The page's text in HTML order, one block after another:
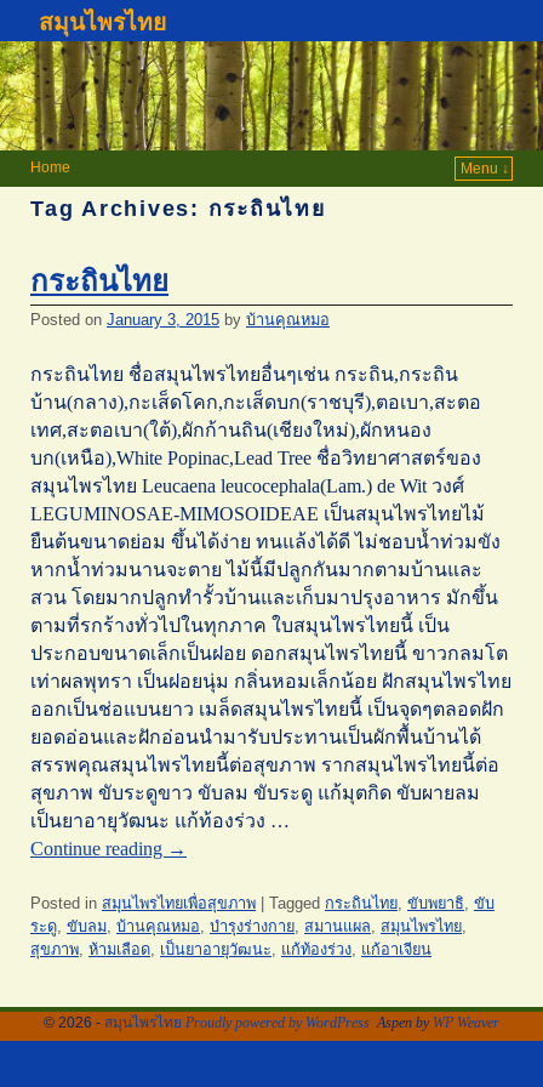
สมุนไพรไทย
Home Menu ↓
Tag Archives: กระถินไทย
กระถินไทย
Posted on January 3, 2015 by บ้านคุณหมอ
กระถินไทย ชื่อสมุนไพรไทยอื่นๆเช่น กระถิน,กระถิน
บ้าน(กลาง),กะเส็ดโคก,กะเส็ดบก(ราชบุรี),ตอเบา,สะตอ
เทศ,สะตอเบา(ใต้),ผักก้านถิน(เชียงใหม่),ผักหนอง
บก(เหนือ),White Popinac,Lead Tree ชื่อวิทยาศาสตร์ของ
สมุนไพรไทย Leucaena leucocephala(Lam.) de Wit วงศ์
LEGUMINOSAE-MIMOSOIDEAE เป็นสมุนไพรไทยไม้
ยืนต้นขนาดย่อม ขึ้นได้ง่าย ทนแล้งได้ดี ไม่ชอบน้ำท่วมขัง
หากน้ำท่วมนานจะตาย ไม้นี้มีปลูกกันมากตามบ้านและ
สวน โดยมากปลูกทำรั้วบ้านและเก็บมาปรุงอาหาร มักขึ้น
ตามที่รกร้างทั่วไปในทุกภาค ใบสมุนไพรไทยนี้ เป็น
ประกอบขนาดเล็กเป็นฝอย ดอกสมุนไพรไทยนี้ ขาวกลมโต
เท่าผลพุทรา เป็นฝอยนุ่ม กลิ่นหอมเล็กน้อย ฝักสมุนไพรไทย
ออกเป็นช่อแบนยาว เมล็ดสมุนไพรไทยนี้ เป็นจุดๆตลอดฝัก
ยอดอ่อนและฝักอ่อนนำมารับประทานเป็นผักพื้นบ้านได้
สรรพคุณสมุนไพรไทยนี้ต่อสุขภาพ รากสมุนไพรไทยนี้ต่อ
สุขภาพ ขับระดูขาว ขับลม ขับระดู แก้มุตกิด ขับผายลม
เป็นยาอายุวัฒนะ แก้ท้องร่วง …
Continue reading →
Posted in สมุนไพรไทยเพื่อสุขภาพ Tagged กระถินไทย, ขับพยาธิ, ขับ
ระดู, ขับลม, บ้านคุณหมอ, บำรุงร่างกาย, สมานแผล, สมุนไพรไทย,
สุขภาพ, ห้ามเลือด, เป็นยาอายุวัฒนะ, แก้ท้องร่วง, แก้อาเจียน
© 2026 - สมุนไพรไทย Proudly powered by WordPress Aspen by WP Weaver